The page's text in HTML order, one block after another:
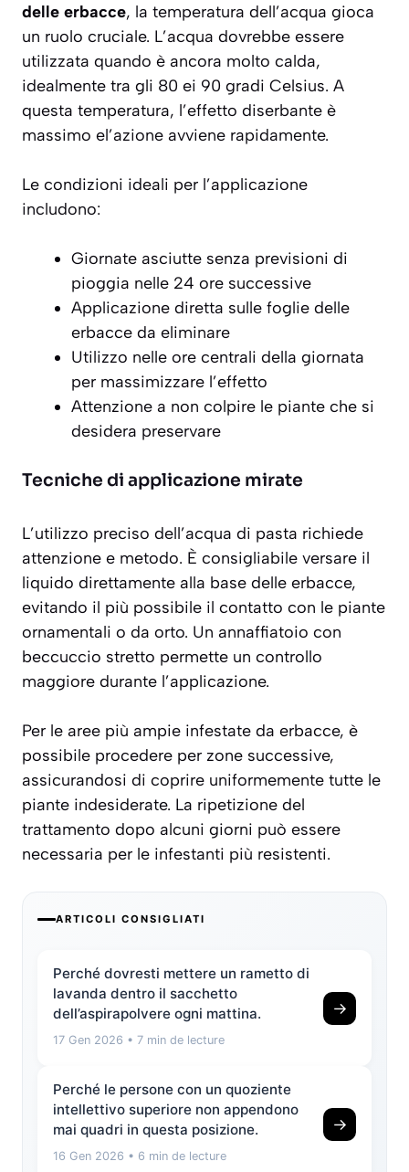
delle erbacce, la temperatura dell’acqua gioca
un ruolo cruciale. L’acqua dovrebbe essere
utilizzata quando è ancora molto calda,
idealmente tra gli 80 ei 90 gradi Celsius. A
questa temperatura, l’effetto diserbante è
massimo el’azione avviene rapidamente.
Le condizioni ideali per l’applicazione
includono:
Giornate asciutte senza previsioni di
pioggia nelle 24 ore successive
Applicazione diretta sulle foglie delle
erbacce da eliminare
Utilizzo nelle ore centrali della giornata
per massimizzare l’effetto
Attenzione a non colpire le piante che si
desidera preservare
Tecniche di applicazione mirate
L’utilizzo preciso dell’acqua di pasta richiede
attenzione e metodo. È consigliabile versare il
liquido direttamente alla base delle erbacce,
evitando il più possibile il contatto con le piante
ornamentali o da orto. Un annaffiatoio con
beccuccio stretto permette un controllo
maggiore durante l’applicazione.
Per le aree più ampie infestate da erbacce, è
possibile procedere per zone successive,
assicurandosi di coprire uniformemente tutte le
piante indesiderate. La ripetizione del
trattamento dopo alcuni giorni può essere
necessaria per le infestanti più resistenti.
ARTICOLI CONSIGLIATI
Perché dovresti mettere un rametto di
lavanda dentro il sacchetto
dell’aspirapolvere ogni mattina.
17 Gen 2026 • 7 min de lecture
→
Perché le persone con un quoziente
intellettivo superiore non appendono
mai quadri in questa posizione.
16 Gen 2026 • 6 min de lecture
→